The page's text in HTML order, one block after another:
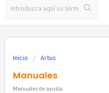
Inicio Artus
Manuales
Manuales de ayuda